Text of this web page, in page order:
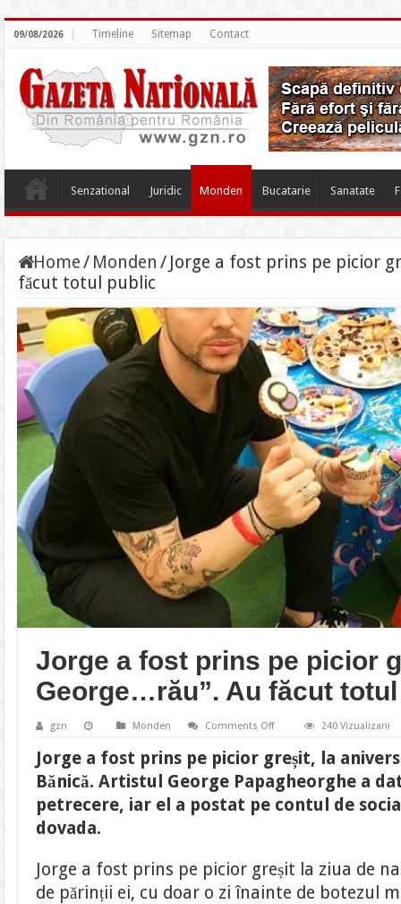
09/08/2026 Timeline Sitemap Contact
Senzational Juridic Monden Bucatarie Sanatate
Home/ Monden / Jorge a fost prins pe picior
făcut totul public
Jorge a fost prins pe picior
George…rău”. Au făcut
gzn Monden Comments Offon
fost
prins
pe
picior
greșit.
făcut
totul
public
240 Vizualizarii
Jorge a fost prins pe picior greșit, la
Bănică. Artistul George Papagheorghe a
petrecere, iar el a postat pe contul de
dovada.
Jorge a fost prins pe picior greșit la ziua de
de părinții ei, cu doar o zi înainte de botezul